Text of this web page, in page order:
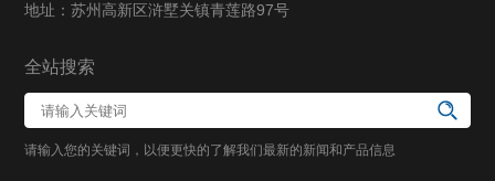
地址：苏州高新区浒墅关镇青莲路97号
全站搜索
请输入您的关键词，以便更快的了解我们最新的新闻和产品信息